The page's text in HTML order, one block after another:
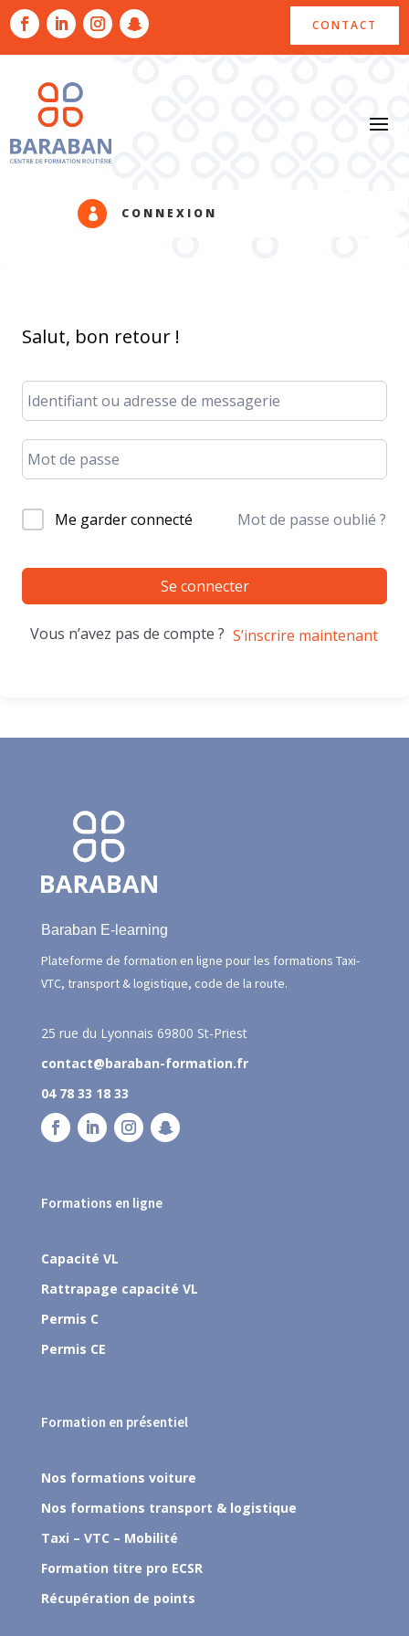
CONTACT
 CONNEXION
Salut, bon retour !
Me garder connecté Mot de passe oublié ?
Se connecter
Vous n’avez pas de compte ? S’inscrire maintenant
Baraban E-learning
Plateforme de formation en ligne pour les formations Taxi-
VTC, transport & logistique, code de la route.
25 rue du Lyonnais 69800 St-Priest
contact@baraban-formation.fr
04 78 33 18 33
Formations en ligne
Capacité VL
Rattrapage capacité VL
Permis C
Permis CE
Formation en présentiel
Nos formations voiture
Nos formations transport & logistique
Taxi – VTC – Mobilité
Formation titre pro ECSR
Récupération de points